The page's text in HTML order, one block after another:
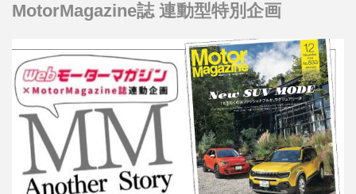
MotorMagazine誌 連動型特別企画